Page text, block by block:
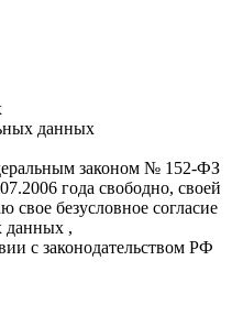
данных
законом № 152-ФЗ
года свободно, своей
свое безусловное согласие
данных ,
с законодательством РФ